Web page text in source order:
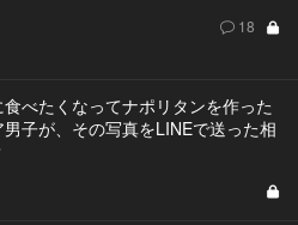
18
べたくなってナポリタンを作った
子が、その写真をLINEで送った相